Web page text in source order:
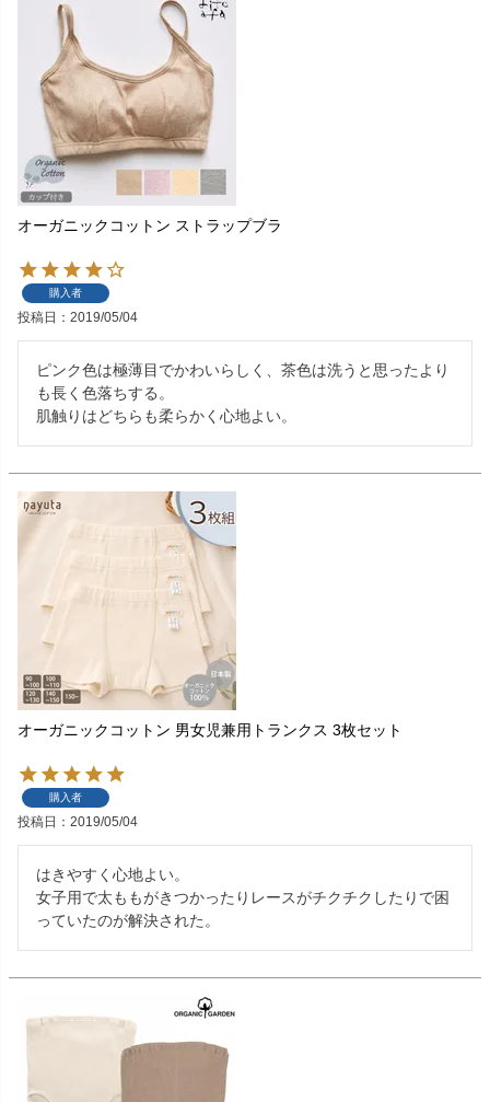
オーガニックコットン ストラップブラ
購入者
投稿日 2019/05/04
ピンク色は極薄目でかわいらしく、茶色は洗うと思ったより
も長く色落ちする。
肌触りはどちらも柔らかく心地よい。
オーガニックコットン 男女児兼用トランクス 3枚セット
購入者
投稿日 2019/05/04
はきやすく心地よい。
女子用で太ももがきつかったりレースがチクチクしたりで困
っていたのが解決された。